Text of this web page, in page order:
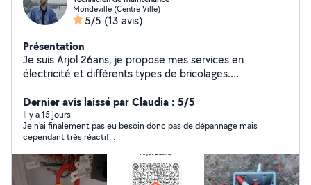
Mondeville (Centre Ville)
5/5 (13 avis)
Présentation
Je suis Arjol 26ans, je propose mes services en
électricité et différents types de bricolages.
Dernier avis laissé par Claudia : 5/5
Il y a 15 jours
Je n’ai finalement pas eu besoin donc pas de dépannage mais
cependant très réactif. .